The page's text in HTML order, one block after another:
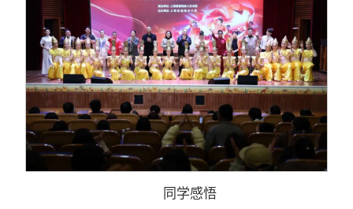
同学感悟